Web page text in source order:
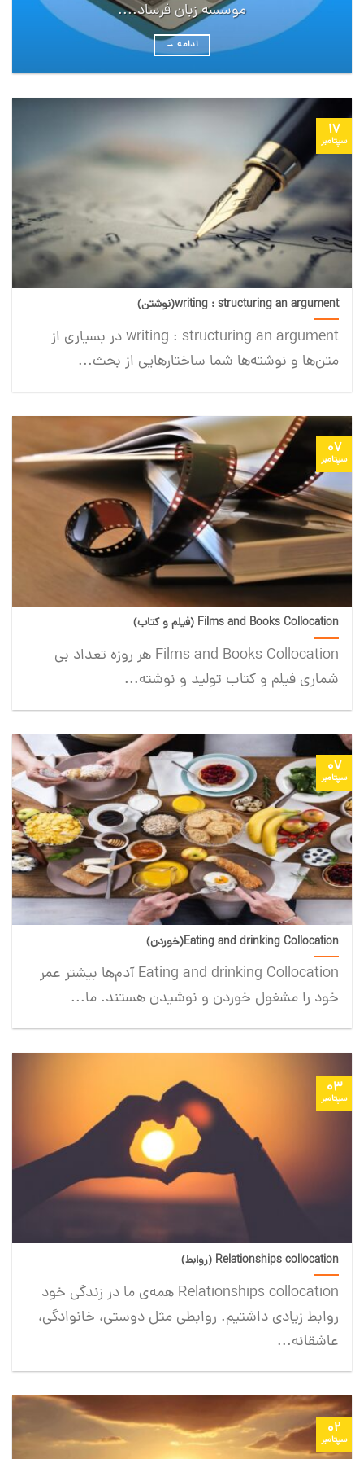
موسسه زبان فرساد....
ادامه →
writing : structuring an argument(نوشتن)
writing : structuring an argument در بسیاری از
متن‌ها و نوشته‌ها شما ساختار‌هایی از بحث...
17
سپتامبر
Films and Books Collocation (فیلم و کتاب)
Films and Books Collocation هر روزه تعداد بی
شماری فیلم و کتاب تولید و نوشته...
07
سپتامبر
Eating and drinking Collocation(خوردن)
Eating and drinking Collocation آدم‌ها بیشتر عمر
خود را مشغول خوردن و نوشیدن هستند. ما...
07
سپتامبر
Relationships collocation (روابط)
Relationships collocation همه‌ی ما در زندگی خود
روابط زیادی داشتیم. روابطی مثل دوستی، خانوادگی،
عاشقانه...
03
سپتامبر
02
سپتامبر